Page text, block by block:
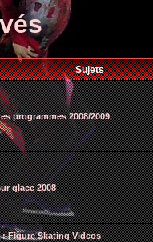
Sujets
programmes 2008/2009
glace 2008
: Figure Skating Videos